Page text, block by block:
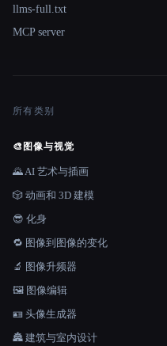
llms-full.txt
MCP server
所有类别
🎨 图像与视觉
🌄 AI 艺术与插画
🎲 动画和 3D 建模
😎 化身
🔁 图像到图像的变化
🔬 图像升频器
🖼️ 图像编辑
🪪 头像生成器
🏯 建筑与室内设计